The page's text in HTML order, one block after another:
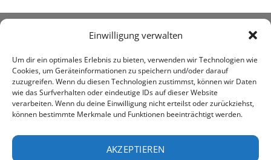
Einwilligung verwalten
Um dir ein optimales Erlebnis zu bieten, verwenden wir Technologien wie
Cookies, um Geräteinformationen zu speichern und/oder darauf
zuzugreifen. Wenn du diesen Technologien zustimmst, können wir Daten
wie das Surfverhalten oder eindeutige IDs auf dieser Website
verarbeiten. Wenn du deine Einwilligung nicht erteilst oder zurückziehst,
können bestimmte Merkmale und Funktionen beeinträchtigt werden.
AKZEPTIEREN
um den Kauf landwirtschaftlicher Bedarfsartikel geht.